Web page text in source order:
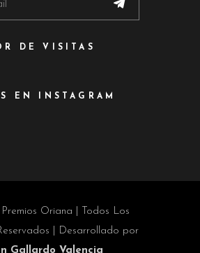
DE VISITAS
EN INSTAGRAM
Premios Oriana | Todos Los
| Desarrollado por
Gallardo Valencia